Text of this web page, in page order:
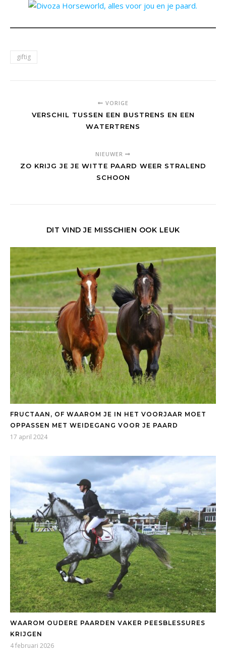
giftig
VORIGE
VERSCHIL TUSSEN EEN BUSTRENS EN EEN
WATERTRENS
NIEUWER
ZO KRIJG JE JE WITTE PAARD WEER STRALEND
SCHOON
DIT VIND JE MISSCHIEN OOK LEUK
FRUCTAAN, OF WAAROM JE IN HET VOORJAAR MOET
OPPASSEN MET WEIDEGANG VOOR JE PAARD
17 april 2024
WAAROM OUDERE PAARDEN VAKER PEESBLESSURES
KRIJGEN
4 februari 2026